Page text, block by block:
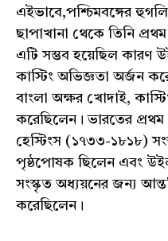
এইভাবে,পশ্চিমবঙ্গের
ছাপাখানা থেকে তিনি
এটি সম্ভব হয়েছিল কারণ
কাস্টিং অভিজ্ঞতা অর্জন
বাংলা অক্ষর খোদাই,
করেছিলেন। ভারতের
হেস্টিংস (১৭৩৩-১৮১৮)
পৃষ্ঠপোষক ছিলেন এবং
সংস্কৃত অধ্যয়নের জন্য
করেছিলেন।